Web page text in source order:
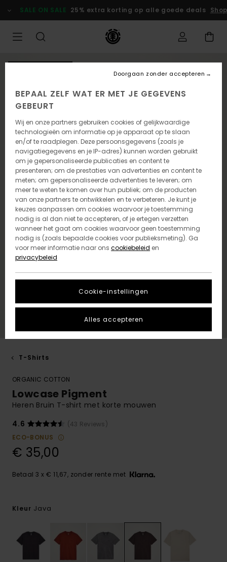
naar
Productinformatie
SALE ON SALE 25% extra korting op alle goede deals
T-Shirts
ORGANIC COTTON
Lowcase Pigment
Heren Bruin T-shirt met korte mouwen
4.6
(43 Reviews)
ECO-BONUS
€ 35,00
Betaal 3 x € 11,67, zonder rente met
Kleur Java
BEPAAL ZELF WAT ER MET JE GEGEVENS
GEBEURT
Wij en onze partners gebruiken cookies of gelijkwaardige
technologieën om informatie op je apparaat op te slaan
en/of te raadplegen. Deze persoonsgegevens (zoals je
navigatiegegevens en je IP-adres) kunnen worden gebruikt
om je gepersonaliseerde publicaties en content te
presenteren; om de prestaties van advertenties en content te
meten; om gepersonaliseerde advertenties te leveren; om
meer te weten te komen over hun publiek; om de producten
van onze partners te ontwikkelen en te verbeteren. Je kunt je
keuzes aanpassen om cookies waarvoor je toestemming
nodig is al dan niet te accepteren, of je ertegen verzetten
wanneer het gaat om cookies waarvoor geen toestemming
nodig is (zoals bepaalde cookies voor publieksmeting). Ga
voor meer informatie naar ons cookiebeleid en
privacybeleid
Cookie-instellingen
Doorgaan zonder accepteren
Alles accepteren